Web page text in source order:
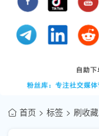
首页 标签 刷收藏